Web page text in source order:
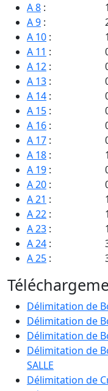
A 8 :
A 9 :
A 10 :
A 11 :
A 12 :
A 13 :
A 14 :
A 15 :
A 16 :
A 17 :
A 18 :
A 19 :
A 20 :
A 21 :
A 22 :
A 23 :
A 24 :
A 25 :
A 27:
A 28:
A 29:
A 30:
A 31:
A 32 :
A 33:
Délimitation de
Délimitation de
Délimitation de
Délimitation de
SALLE
Délimitation de